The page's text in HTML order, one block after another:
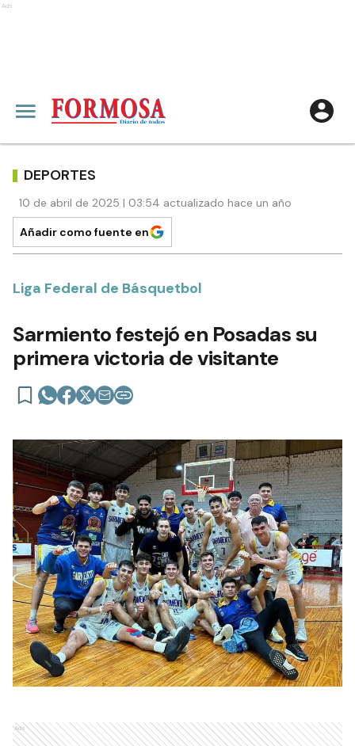
Ads
DEPORTES
10 de abril de 2025 | 03:54 actualizado hace un año
Añadir como fuente en
Liga Federal de Básquetbol
Sarmiento festejó en Posadas su
primera victoria de visitante
Ads